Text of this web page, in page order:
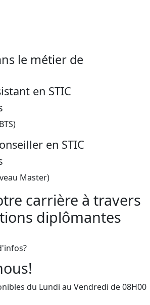
le métier de
en STIC
en STIC
Master)
carrière à travers
diplômantes
du Lundi au Vendredi de 08H00